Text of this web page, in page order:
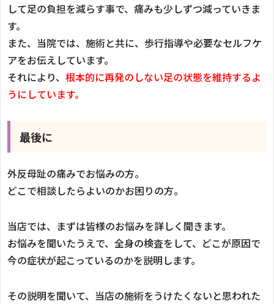
して足の負担を減らす事で、痛みも少しずつ減っていきま
す。
また、当院では、施術と共に、歩行指導や必要なセルフケ
アをお伝えしています。
それにより、 根本的に再発のしない足の状態を維持するよ
うにしています。
最後に
外反母趾の痛みでお悩みの方。
どこで相談したらよいのかお困りの方。
当店では、まずは皆様のお悩みを詳しく聞きます。
お悩みを聞いたうえで、全身の検査をして、どこが原因で
今の症状が起こっているのかを説明します。
その説明を聞いて、当店の施術をうけたくないと思われた